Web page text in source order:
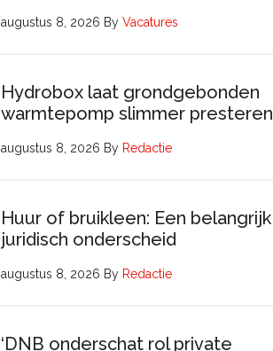
augustus 8, 2026 By Vacatures
Hydrobox laat grondgebonden
warmtepomp slimmer presteren
augustus 8, 2026 By Redactie
Huur of bruikleen: Een belangrijk
juridisch onderscheid
augustus 8, 2026 By Redactie
‘DNB onderschat rol private